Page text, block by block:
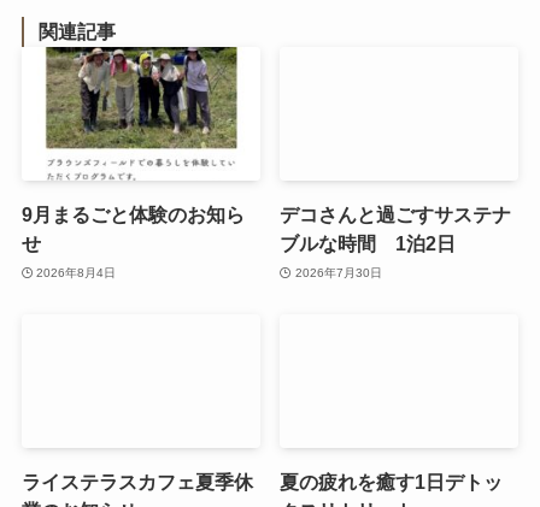
関連記事
9月まるごと体験のお知ら
せ
2026年8月4日
デコさんと過ごすサステナ
ブルな時間 1泊2日
2026年7月30日
ライステラスカフェ夏季休
夏の疲れを癒す1日デトッ